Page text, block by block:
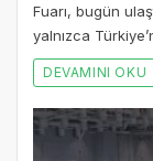
Fuarı, bugün
yalnızca
DEVAMINI OKU